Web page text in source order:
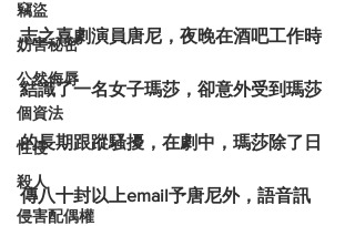
竊盜
妨害秘密
公然侮辱
個資法
性侵
殺人
侵害配偶權
志之喜劇演員唐尼，夜晚在酒吧工作時
結識了一名女子瑪莎，卻意外受到瑪莎
的長期跟蹤騷擾，在劇中，瑪莎除了日
傳八十封以上email予唐尼外，語音訊